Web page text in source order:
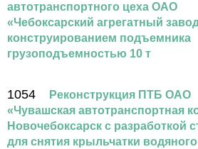
автотранспортного цеха ОАО
«Чебоксарский агрегатный
конструированием подъемника
грузоподъемностью 10 т
1054
Реконструкция ПТБ ОАО
«Чувашская автотранспортная
Новочебоксарск с разработкой
для снятия крыльчатки